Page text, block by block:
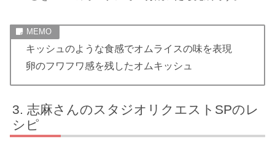
キッシュのような食感でオムライスの味を表現
卵のフワフワ感を残したオムキッシュ
志麻さんのスタジオリクエストSPのレ
シピ